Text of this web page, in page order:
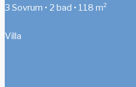
3 Sovrum • 2 bad • 118 m²
Villa